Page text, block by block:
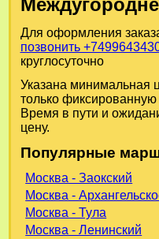
Для оформления
позвонить
круглосуточно
Указана минимальная
только
Время в пути и
цену.
Популярные
Москва - Заокский
Москва -
Москва - Тула
Москва - Ленинский